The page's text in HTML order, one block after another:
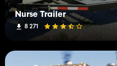
Nurse Trailer
8 271